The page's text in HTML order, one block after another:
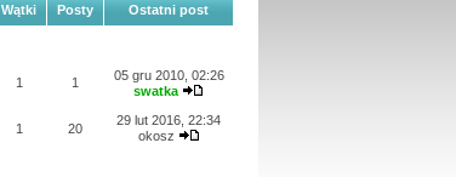
Wątki Posty Ostatni post
1 1
05 gru 2010, 02:26
swatka
1 20
29 lut 2016, 22:34
okosz